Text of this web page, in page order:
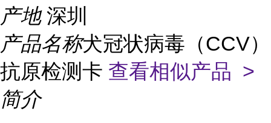
产地 深圳
产品名称犬冠状病毒（CCV）
抗原检测卡 查看相似产品 >
简介